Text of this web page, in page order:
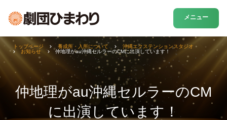
メニュー
仲地理がau沖縄セルラーのCM
に出演しています！
トップページ 養成所・入所について
沖縄エクステンションスタジオ
お知らせ
仲地理がau沖縄セルラーのCMに出演しています！